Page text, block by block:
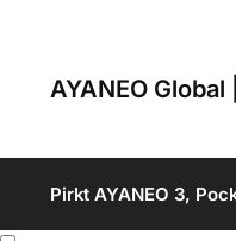
AYANEO
Pirkt AYANEO 3,